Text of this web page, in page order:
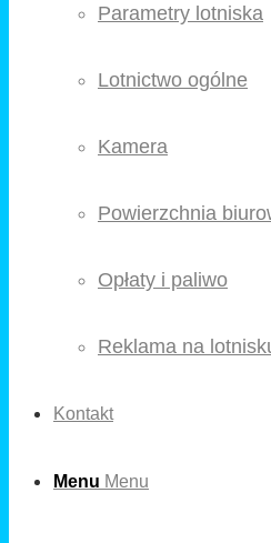
Parametry lotniska
Lotnictwo ogólne
Kamera
Powierzchnia
Opłaty i paliwo
Reklama na
Kontakt
Menu Menu